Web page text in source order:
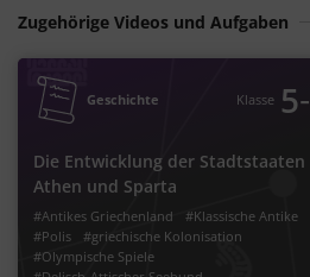
Zugehörige Videos und Aufgaben
Geschichte Klasse 5‐
Die Entwicklung der Stadtstaaten
Athen und Sparta
#Antikes Griechenland
#Klassische Antike
#Polis
#griechische Kolonisation
#Olympische Spiele